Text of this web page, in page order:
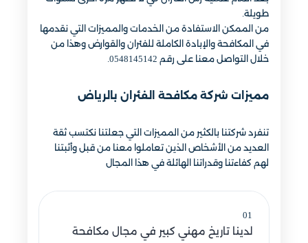
طويلة.
من الممكن الاستفادة من الخدمات والمميزات التي نقدمها
في المكافحة والإبادة الكاملة للفئران والقوارض وهذا من
خلال التواصل معنا على رقم 0548145142.
مميزات شركة مكافحة الفئران بالرياض
تنفرد شركتنا بالكثير من المميزات التي جعلتنا نكتسب ثقة
العديد من الأشخاص الذين تعاملوا معنا من قبل وأثبتنا
لهم كفاءتنا وقدراتنا الهائلة في هذا المجال
01
لدينا تاريخ مهني كبير في مجال مكافحة